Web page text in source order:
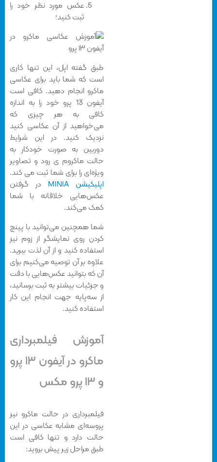
عکس مورد نظر خود را
ثبت کنید؛
طبق گفته اپل، این تنها کاری
است که شما باید برای عکاسی
ماکرو انجام دهید. کافی است
آیفون 13 پرو خود را به اندازه
کافی به هر چیزی که
می‌خواهید از آن عکاسی کنید
نزدیک کنید. در این شرایط
دوربین به صورت خودکار به
حالت ماکروم ی رود و تصاویر
ویژه‌ای را برای شما ثبت می کند.
اپلیکیشن MINIA
در گرفتن
عکس‌هایی خلاقانه با شما
کمک می‌کند.
شما همچنین می‌توانید با پینچ
کردن روی نمایشگر از زوم نیز
استفاده کنید و از آن لذت ببرید.
علاوه بر آن توصیه می‌کنیم برای
آن که بتوانید عکس‌هایی با دقت
و جزئیات بیشتر به ثبت برسانید،
از سه‌پایه جهت انجام این کار
استفاده کنید.
آموزش فیلمبرداری
ماکرو در آیفون ۱۳ پرو
فیلمبرداری در حالت ماکرو نیز
پروسه‌ای مشابه عکاسی در این
حالت دارد و تنها کافی است
طبق مراحل زیر پیش بروید: